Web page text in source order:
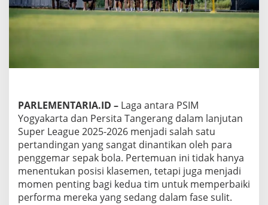
g
a
a
P
S
I
M
Y
o
g
y
a
k
PARLEMENTARIA.ID – Laga antara PSIM
Yogyakarta dan Persita Tangerang dalam lanjutan
Super League 2025-2026 menjadi salah satu
pertandingan yang sangat dinantikan oleh para
penggemar sepak bola. Pertemuan ini tidak hanya
menentukan posisi klasemen, tetapi juga menjadi
momen penting bagi kedua tim untuk memperbaiki
performa mereka yang sedang dalam fase sulit.